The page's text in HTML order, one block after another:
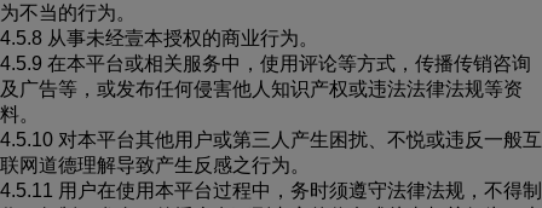
为不当的行为。
4.5.8 从事未经壹本授权的商业行为。
4.5.9 在本平台或相关服务中，使用评论等方式，传播传销咨询
及广告等，或发布任何侵害他人知识产权或违法法律法规等资
料。
4.5.10 对本平台其他用户或第三人产生困扰、不悦或违反一般互
联网道德理解导致产生反感之行为。
4.5.11 用户在使用本平台过程中，务时须遵守法律法规，不得制